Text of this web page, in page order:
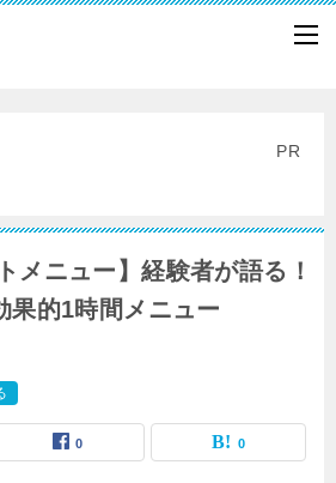
PR
メニュー】経験者が語る！
果的1時間メニュー
0 0